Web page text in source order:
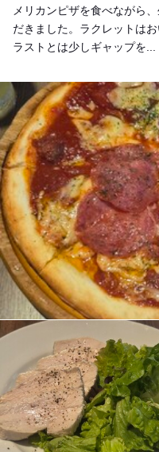
メリカンピザを食べながら
だきました。ラクレットは
ラストとは少しギャップを...